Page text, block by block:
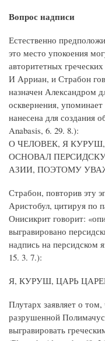
Вопрос надписи
Естественно
это место упокоения
авторитетных
И Арриан, и Страбон
назначен Александром
осквернения,
нанесена для создания
Anabasis, 6. 29. 8.):
О ЧЕЛОВЕК, Я
ОСНОВАЛ
АЗИИ, ПОЭТОМУ
Страбон, повторив эту
Аристобул, цитируя по
Онисикрит говорит:
выгравировано
надпись на персидском
15. 3. 7.):
Я, КУРУШ, ЦАРЬ
Плутарх заявляет о
разрушенной
выгравировать